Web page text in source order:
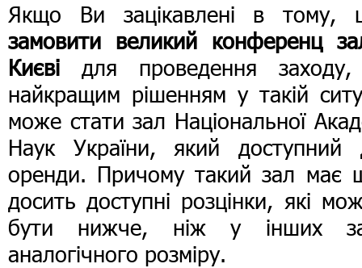
Якщо Ви зацікавлені в тому,
замовити великий конференц
Києві для проведення
найкращим рішенням у такій
може стати зал Національної
Наук України, який доступний
оренди. Причому такий зал має
досить доступні розцінки, які
бути нижче, ніж у інших
аналогічного розміру.